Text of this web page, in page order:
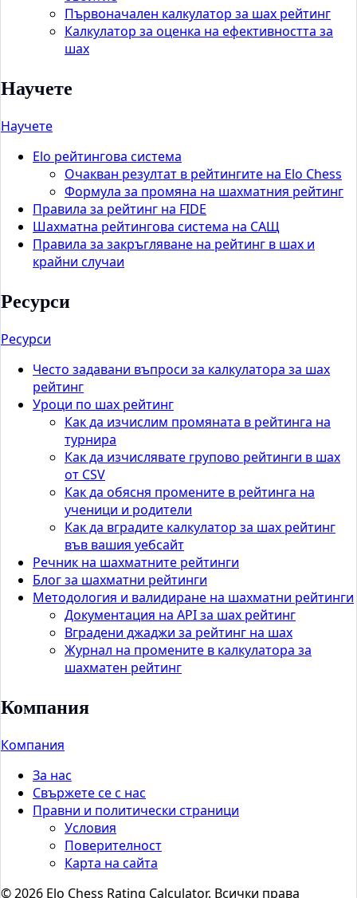
Първоначален калкулатор за шах рейтинг
Калкулатор за оценка на ефективността за
шах
Научете
Научете
Elo рейтингова система
Очакван резултат в рейтингите на Elo Chess
Формула за промяна на шахматния рейтинг
Правила за рейтинг на FIDE
Шахматна рейтингова система на САЩ
Правила за закръгляване на рейтинг в шах и
крайни случаи
Ресурси
Ресурси
Често задавани въпроси за калкулатора за шах
рейтинг
Уроци по шах рейтинг
Как да изчислим промяната в рейтинга на
турнира
Как да изчислявате групово рейтинги в шах
от CSV
Как да обясня промените в рейтинга на
ученици и родители
Как да вградите калкулатор за шах рейтинг
във вашия уебсайт
Речник на шахматните рейтинги
Блог за шахматни рейтинги
Методология и валидиране на шахматни рейтинги
Документация на API за шах рейтинг
Вградени джаджи за рейтинг на шах
Журнал на промените в калкулатора за
шахматен рейтинг
Компания
Компания
За нас
Свържете се с нас
Правни и политически страници
Условия
Поверителност
Карта на сайта
© 2026 Elo Chess Rating Calculator. Всички права